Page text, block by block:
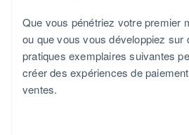
Que vous pénétriez votre premier
ou que vous vous développiez sur
pratiques exemplaires suivantes
créer des expériences de
ventes.